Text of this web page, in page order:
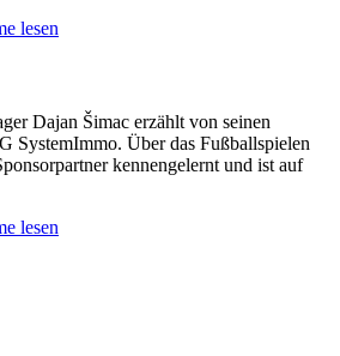
lesen
Dajan Šimac erzählt von seinen
SystemImmo. Über das Fußballspielen
kennengelernt und ist auf
lesen